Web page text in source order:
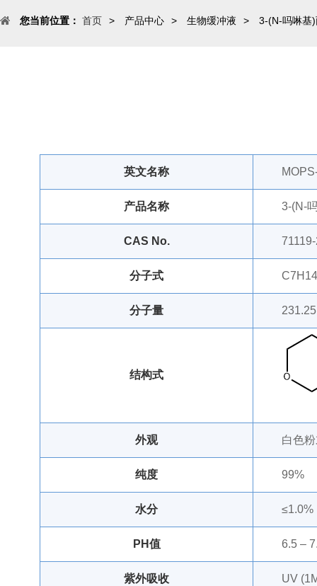
您当前位置： 首页 > 产品中心 > 生物缓冲液 > 3-(N-吗啉基
英文名称
产品名称 3-(N-
CAS No.
分子式
分子量 231.25
结构式
外观 白色
纯度 99%
水分 ≤1.0%
PH值 6.5 –
紫外吸收 UV